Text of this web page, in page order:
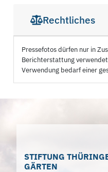
Rechtliches
Pressefotos dürfen nur in
Berichterstattung
Verwendung bedarf einer
STIFTUNG
GÄRTEN